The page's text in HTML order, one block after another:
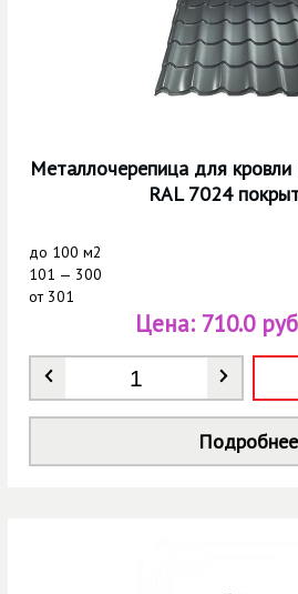
Металлочерепица для
RAL 7024
до 100 м2
101 — 300
от301
Количество
Цена: 710.0
Подробнее